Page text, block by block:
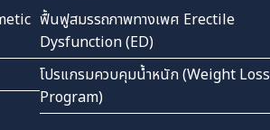
ฟื้นฟูสมรรถภาพทางเพศ Erectile
Dysfunction (ED)
โปรแกรมควบคุมน้ำหนัก (Weight Loss
Program)